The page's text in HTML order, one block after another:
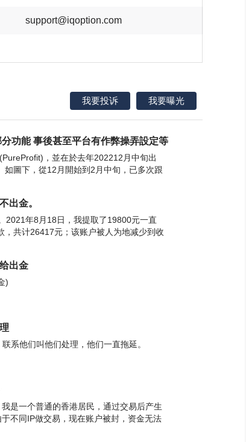
support@iqoption.com
我要投诉 我要曝光
功能 事後甚至平台有作弊操弄設定等
，並在於去年202212月中旬出
圖下，從12月開始到2月中旬，已多次跟
件跟溝通拉鋸。早在
出金。
2021年8月18日，我提取了19800元一直
共计26417元；该账户被人为地减少到收
的身份证照片、账户存款
出金
)
系他们叫他们处理，他们一直拖延。
是一个普通的香港居民，通过交易后产生
不同IP做交易，现在账户被封，资金无法